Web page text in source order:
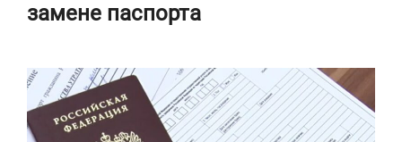
замене паспорта